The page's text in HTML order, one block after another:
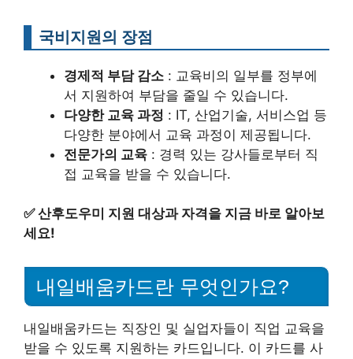
국비지원의 장점
경제적 부담 감소 : 교육비의 일부를 정부에
서 지원하여 부담을 줄일 수 있습니다.
다양한 교육 과정 : IT, 산업기술, 서비스업 등
다양한 분야에서 교육 과정이 제공됩니다.
전문가의 교육 : 경력 있는 강사들로부터 직
접 교육을 받을 수 있습니다.
✅산후도우미 지원 대상과 자격을 지금 바로 알아보
세요!
내일배움카드란 무엇인가요?
내일배움카드는 직장인 및 실업자들이 직업 교육을
받을 수 있도록 지원하는 카드입니다. 이 카드를 사